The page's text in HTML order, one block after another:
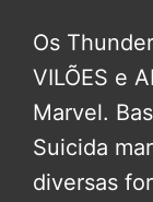
Os
VILÕES e
Marvel.
Suicida
diversas